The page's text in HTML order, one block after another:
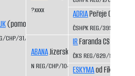
(pomocný registr)
CHP/31/99/01
?xxxx
ABANAJizerskohorská vánice
N REG/CHP/1044/97/99
ADRIAPeřeje CS
ČSHPK REG/395/89
IRFaranda CS
ČKS REG/629/92/94
ESKYMAod Fíka CS